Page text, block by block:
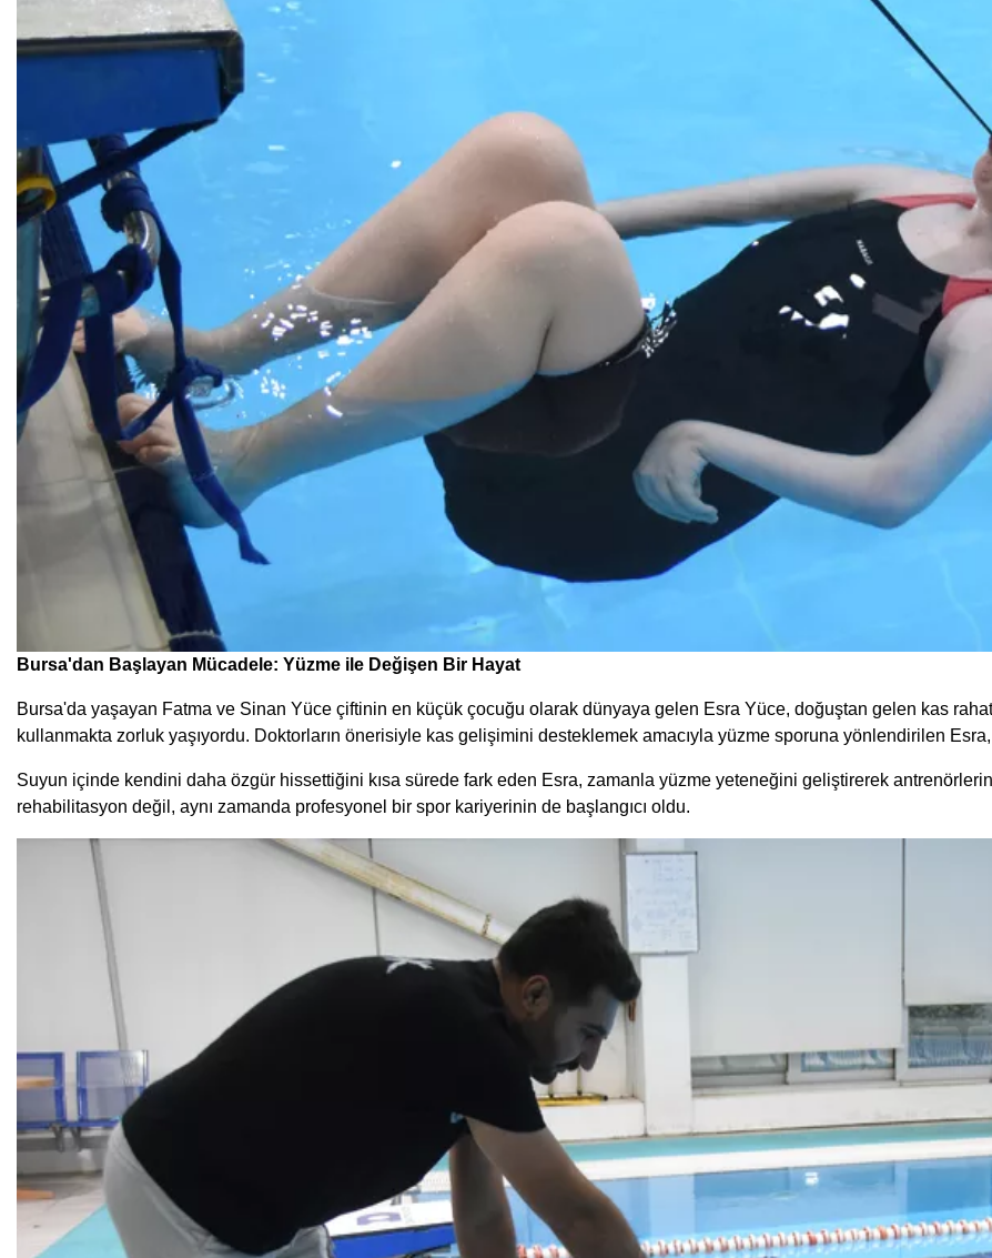
Bursa'dan Başlayan Mücadele: Yüzme ile Değişen Bir Hayat
Bursa'da yaşayan Fatma ve Sinan Yüce çiftinin en küçük çocuğu olarak dünyaya gelen Esra Yüce, doğuştan gelen kas
kullanmakta zorluk yaşıyordu. Doktorların önerisiyle kas gelişimini desteklemek amacıyla yüzme sporuna yönlendirilen Esra,
Suyun içinde kendini daha özgür hissettiğini kısa sürede fark eden Esra, zamanla yüzme yeteneğini geliştirerek
rehabilitasyon değil, aynı zamanda profesyonel bir spor kariyerinin de başlangıcı oldu.